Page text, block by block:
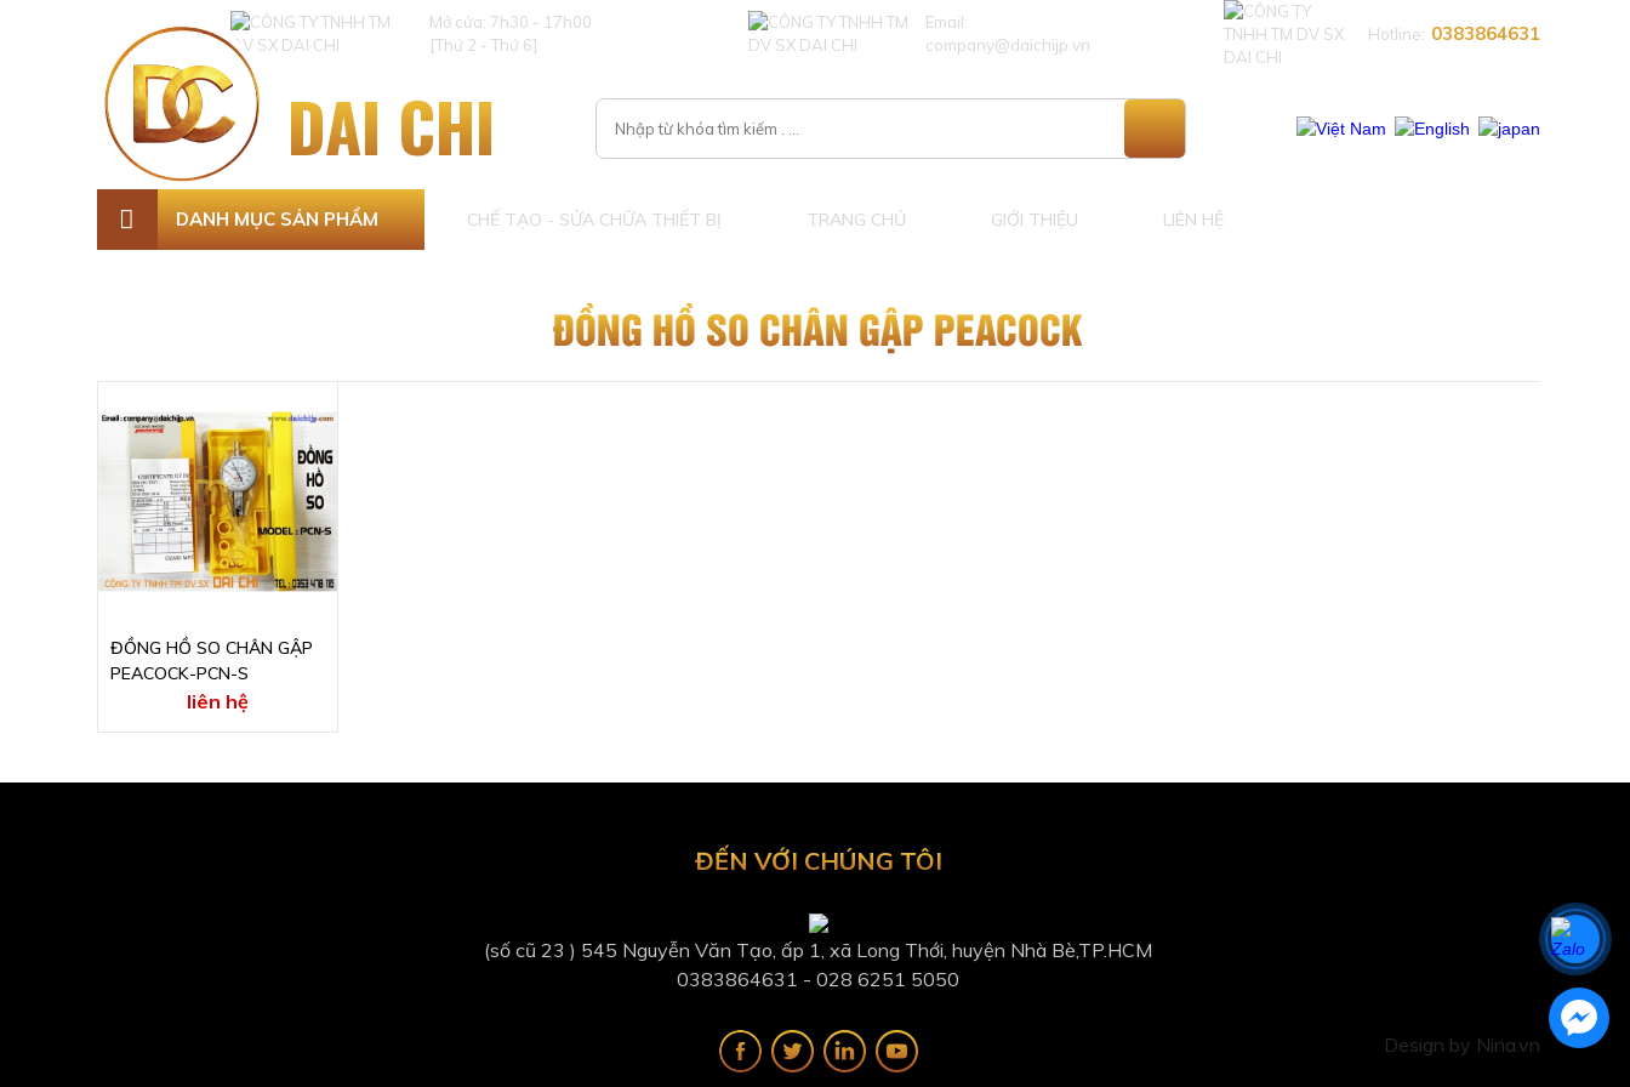
Mở cửa: 7h30 - 17h00
[Thứ 2 - Thứ 6]
Email:
company@daichijp.vn
Hotline: 0383864631​
DAI CHI
DANH MỤC SẢN PHẨM CHẾ TẠO - SỬA CHỮA THIẾT BỊ TRANG CHỦ GIỚI THIỆU LIÊN HỆ
ĐỒNG HỒ SO CHÂN GẬP PEACOCK
ĐỒNG HỒ SO CHÂN GẬP
PEACOCK-PCN-S
liên hệ
ĐẾN VỚI CHÚNG TÔI
(số cũ 23 ) 545 Nguyễn Văn Tạo, ấp 1, xã Long Thới, huyện Nhà Bè,TP.HCM
0383864631​ - 028 6251 5050
Design by Nina.vn